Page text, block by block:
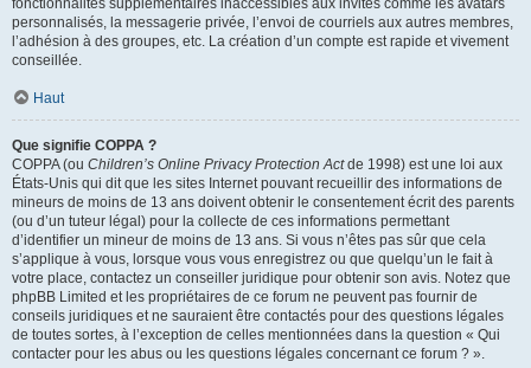
fonctionnalités supplémentaires inaccessibles aux invités comme les avatars
personnalisés, la messagerie privée, l’envoi de courriels aux autres membres,
l’adhésion à des groupes, etc. La création d’un compte est rapide et vivement
conseillée.
Haut
Que signifie COPPA ?
COPPA (ou Children’s Online Privacy Protection Actde 1998) est une loi aux
États-Unis qui dit que les sites Internet pouvant recueillir des informations de
mineurs de moins de 13 ans doivent obtenir le consentement écrit des parents
(ou d’un tuteur légal) pour la collecte de ces informations permettant
d’identifier un mineur de moins de 13 ans. Si vous n’êtes pas sûr que cela
s’applique à vous, lorsque vous vous enregistrez ou que quelqu’un le fait à
votre place, contactez un conseiller juridique pour obtenir son avis. Notez que
phpBB Limited et les propriétaires de ce forum ne peuvent pas fournir de
conseils juridiques et ne sauraient être contactés pour des questions légales
de toutes sortes, à l’exception de celles mentionnées dans la question « Qui
contacter pour les abus ou les questions légales concernant ce forum ? ».